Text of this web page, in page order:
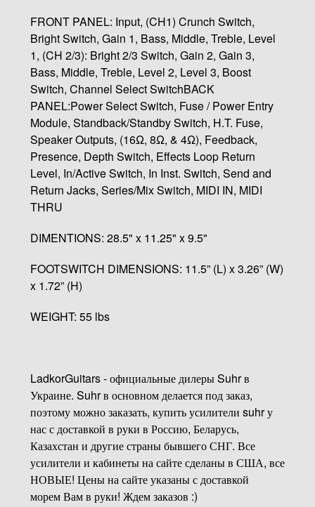
FRONT PANEL: Input, (CH1) Crunch Switch,
Bright Switch, Gain 1, Bass, Middle, Treble, Level
1, (CH 2/3): Bright 2/3 Switch, Gain 2, Gain 3,
Bass, Middle, Treble, Level 2, Level 3, Boost
Switch, Channel Select SwitchBACK
PANEL:Power Select Switch, Fuse / Power Entry
Module, Standback/Standby Switch, H.T. Fuse,
Speaker Outputs, (16Ω, 8Ω, & 4Ω), Feedback,
Presence, Depth Switch, Effects Loop Return
Level, In/Active Switch, In Inst. Switch, Send and
Return Jacks, Series/Mix Switch, MIDI IN, MIDI
THRU
DIMENTIONS: 28.5" x 11.25" x 9.5"
FOOTSWITCH DIMENSIONS: 11.5” (L) x 3.26” (W)
x 1.72” (H)
WEIGHT: 55 lbs
LadkorGuitars - официальные дилеры Suhr в
Украине. Suhr в основном делается под заказ,
поэтому можно заказать, купить усилители suhr у
нас с доставкой в руки в Россию, Беларусь,
Казахстан и другие страны бывшего СНГ. Все
усилители и кабинеты на сайте сделаны в США, все
НОВЫЕ! Цены на сайте указаны с доставкой
морем Вам в руки! Ждем заказов :)